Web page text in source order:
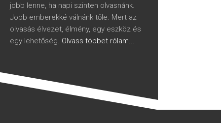
jobb lenne, ha napi szinten olvasnánk.
Jobb emberekké válnánk tőle. Mert az
olvasás élvezet, élmény, egy eszköz és
egy lehetőség. Olvass többet rólam...